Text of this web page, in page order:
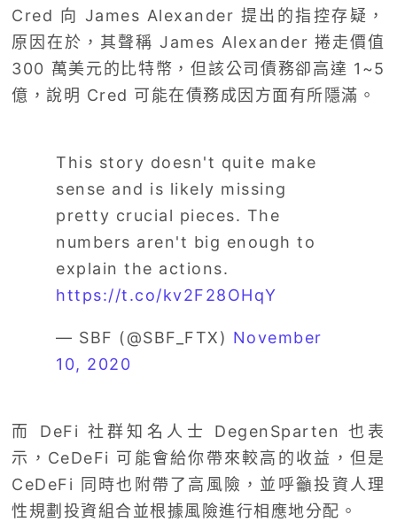
Cred 向 James Alexander 提出的指控存疑，
原因在於，其聲稱 James Alexander 捲走價值
300 萬美元的比特幣，但該公司債務卻高達 1~5
億，說明 Cred 可能在債務成因方面有所隱滿。
This story doesn't quite make
sense and is likely missing
pretty crucial pieces. The
numbers aren't big enough to
explain the actions.
https://t.co/kv2F28OHqY
— SBF (@SBF_FTX) November
10, 2020
而 DeFi 社群知名人士 DegenSparten 也表
示，CeDeFi 可能會給你帶來較高的收益，但是
CeDeFi 同時也附帶了高風險，並呼籲投資人理
性規劃投資組合並根據風險進行相應地分配。